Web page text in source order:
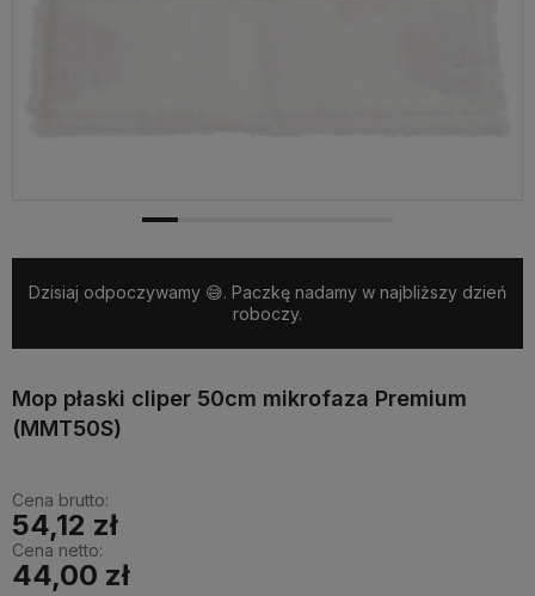
Dzisiaj odpoczywamy 😅. Paczkę nadamy w najbliższy dzień
roboczy.
Mop płaski cliper 50cm mikrofaza Premium
(MMT50S)
Cena brutto:
54,12 zł
Cena netto:
44,00 zł